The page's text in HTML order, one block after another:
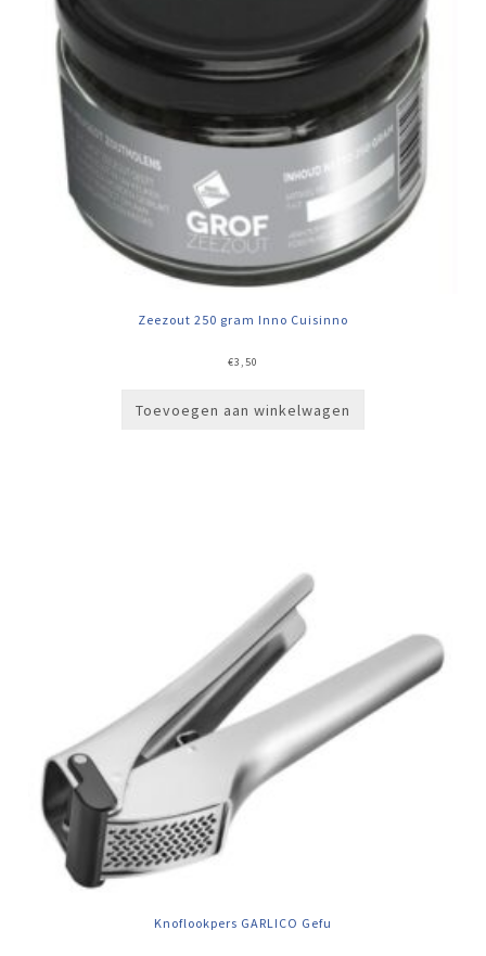
Zeezout 250 gram Inno Cuisinno
€3,50
Toevoegen aan winkelwagen
Knoflookpers GARLICO Gefu